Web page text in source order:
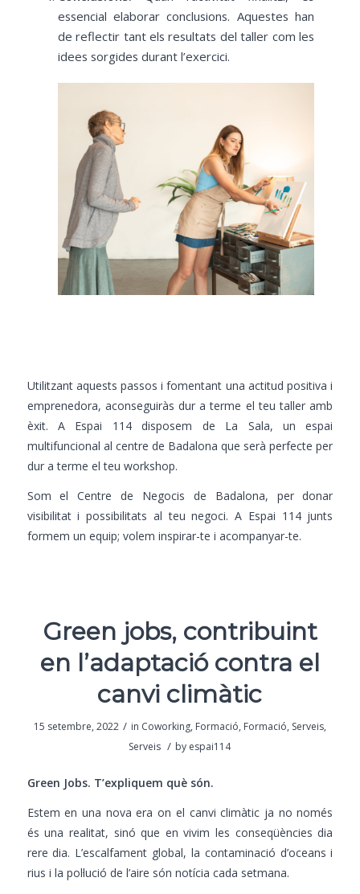
essencial elaborar conclusions. Aquestes han
de reflectir tant els resultats del taller com les
idees sorgides durant l’exercici.
Utilitzant aquests passos i fomentant una actitud positiva i
emprenedora, aconseguiràs dur a terme el teu taller amb
èxit. A Espai 114 disposem de La Sala, un espai
multifuncional al centre de Badalona que serà perfecte per
dur a terme el teu workshop.
Som elCentre de Negocis de Badalona, per donar
visibilitat i possibilitats al teu negoci. A Espai 114 junts
formem un equip; volem inspirar-te i acompanyar-te.
Green jobs, contribuint
en l’adaptació contra el
canvi climàtic
15 setembre, 2022 / in Coworking, Formació, Formació, Serveis,
Serveis / by espai114
Green Jobs. T’expliquem què són.
Estem en una nova era on el canvi climàtic ja no només
és una realitat, sinó que en vivim les conseqüències dia
rere dia. L’escalfament global, la contaminació d’oceans i
rius i la pol·lució de l’aire són notícia cada setmana.